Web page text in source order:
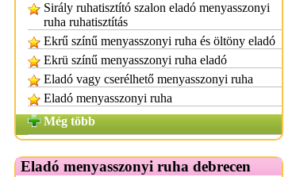
Sirály ruhatisztító szalon eladó menyasszonyi
ruha ruhatisztítás
Ekrű színű menyasszonyi ruha és öltöny eladó
Ekrü színű menyasszonyi ruha eladó
Eladó vagy cserélhető menyasszonyi ruha
Eladó menyasszonyi ruha
Még több
Eladó menyasszonyi ruha debrecen